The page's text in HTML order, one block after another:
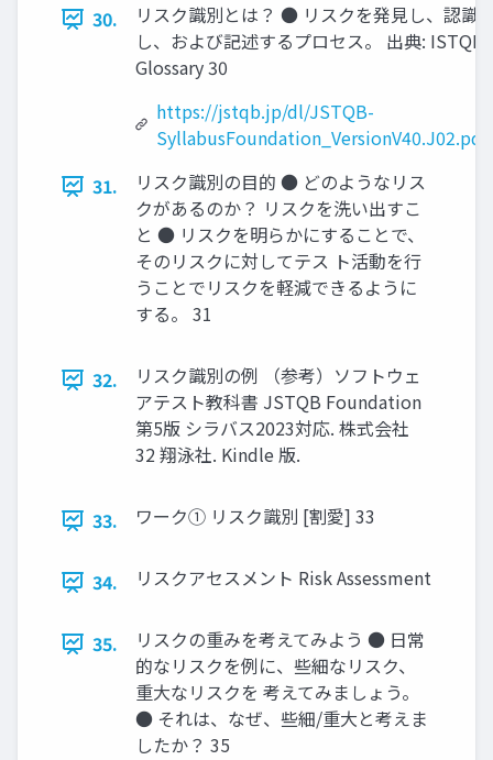
30.
リスク識別とは？ ● リスクを発見し、認識
し、および記述するプロセス。 出典: ISTQB
Glossary 30
https://jstqb.jp/dl/JSTQB-
SyllabusFoundation_VersionV40.J02.pdf
31.
リスク識別の目的 ● どのようなリス
クがあるのか？ リスクを洗い出すこ
と ● リスクを明らかにすることで、
そのリスクに対してテス ト活動を行
うことでリスクを軽減できるように
する。 31
32.
リスク識別の例 （参考）ソフトウェ
アテスト教科書 JSTQB Foundation
第5版 シラバス2023対応. 株式会社
32 翔泳社. Kindle 版.
33. ワーク① リスク識別 [割愛] 33
34. リスクアセスメント Risk Assessment
35.
リスクの重みを考えてみよう ● 日常
的なリスクを例に、些細なリスク、
重大なリスクを 考えてみましょう。
● それは、なぜ、些細/重大と考えま
したか？ 35